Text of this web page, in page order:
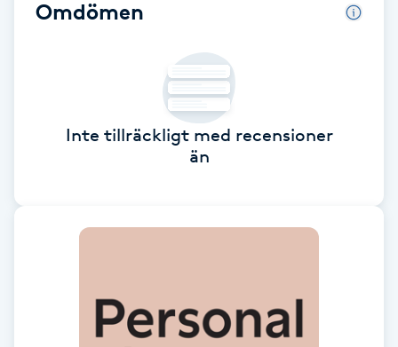
Bambumassage
Barnklippning
Omdömen
Inte tillräckligt med recensioner
än